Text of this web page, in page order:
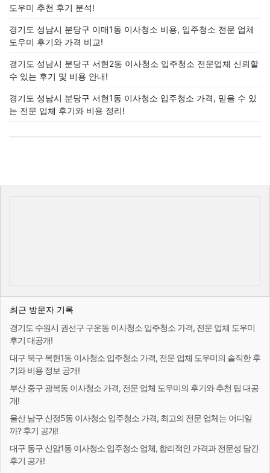
도우미 추천 후기 분석!
경기도 성남시 분당구 이매1동 이사청소 비용, 입주청소 전문 업체
도우미 후기와 가격 비교!
경기도 성남시 분당구 서현2동 이사청소 입주청소 전문업체 신뢰할
수 있는 후기 및 비용 안내!
경기도 성남시 분당구 서현1동 이사청소 입주청소 가격, 믿을 수 있
는 전문 업체 후기와 비용 정리!
최근 방문자 기록
경기도 수원시 권선구 구운동 이사청소 입주청소 가격, 전문 업체 도우미
후기 대공개!
대구 북구 복현1동 이사청소 입주청소 가격, 전문 업체 도우미의 솔직한 후
기와 비용 정보 공개!
부산 중구 광복동 이사청소 가격, 전문 업체 도우미의 후기와 추천 팁 대공
개!
울산 남구 신정5동 이사청소 입주청소 가격, 최고의 전문 업체는 어디일
까? 후기 공개!
대구 동구 신암1동 이사청소 입주청소 업체, 합리적인 가격과 전문성 담긴
후기 공개!